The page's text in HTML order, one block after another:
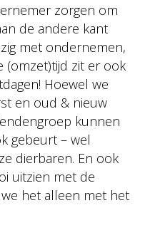
zorgen om
de andere kant
met ondernemen,
(omzet)tijd zit er ook
Hoewel we
en oud & nieuw
kunnen
gebeurt – wel
dierbaren. En ook
uitzien met de
het alleen met het